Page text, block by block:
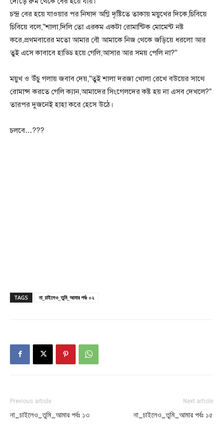
চন্দ্র বের হয়ে যাওয়ার পর নিষাদ অগ্নি দৃষ্টিতে তাকায় ময়ুখের দিকে,চিবিয়ে
চিবিয়ে বলে,”শালা,দিলি তো এরকম একটা রোমান্টিক মোমেন্ট নষ্ট
করে,প্রথমবারের মতো আমার বৌ আমাকে নিজ থেকে জড়িয়ে ধরলো আর
তুই এসে কাবাবে হাড্ডি হয়ে গেলি,আসার আর সময় পেলি না?”
ময়ুখ ও উঁচু গলায় জবাব দেয়,”তুই শালা দরজা খোলা রেখে বউয়ের সাথে
রোমান্স করতে গেলি ক্যান,আমাদের সিংগেলদের কষ্ট হয় না এসব দেখলে?”
তারপর দুজনেই হাহা করে হেসে উঠে।
চলবে…???
TAGS না_চাইলেও_তুমি_আমার পর্বঃ ০২
Previous article
না_চাইলেও_তুমি_আমার পর্বঃ ১৩
Next article
না_চাইলেও_তুমি_আমার পর্বঃ ১৫